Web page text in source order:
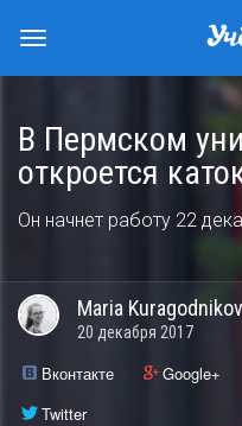
В Пермском
откроется
Он начнет работу 22
Maria
20 декабря 2017
Вконтакте Google+
Twitter